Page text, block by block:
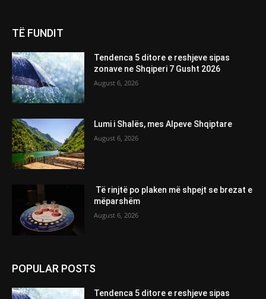
TË FUNDIT
Tendenca 5 ditore e reshjeve sipas
zonave ne Shqiperi 7 Gusht 2026
August 6, 2026
Lumi i Shalës, mes Alpeve Shqiptare
August 6, 2026
Të rinjtë po plaken më shpejt se brezat e
mëparshëm
August 6, 2026
POPULAR POSTS
Tendenca 5 ditore e reshjeve sipas